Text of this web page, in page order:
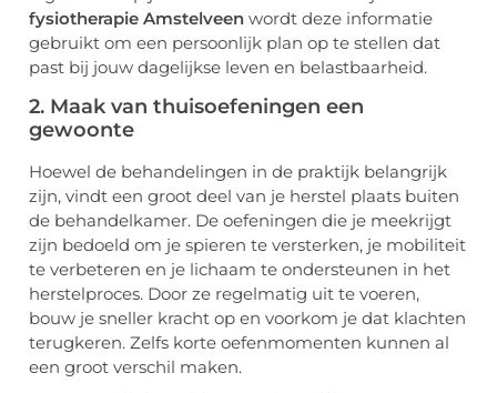
fysiotherapie Amstelveen wordt deze informatie
gebruikt om een persoonlijk plan op te stellen dat
past bij jouw dagelijkse leven en belastbaarheid.
2. Maak van thuisoefeningen een
gewoonte
Hoewel de behandelingen in de praktijk belangrijk
zijn, vindt een groot deel van je herstel plaats buiten
de behandelkamer. De oefeningen die je meekrijgt
zijn bedoeld om je spieren te versterken, je mobiliteit
te verbeteren en je lichaam te ondersteunen in het
herstelproces. Door ze regelmatig uit te voeren,
bouw je sneller kracht op en voorkom je dat klachten
terugkeren. Zelfs korte oefenmomenten kunnen al
een groot verschil maken.